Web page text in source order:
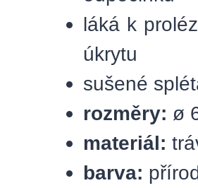
láká k
úkrytu
sušené
rozměry: ø
materiál:
barva: